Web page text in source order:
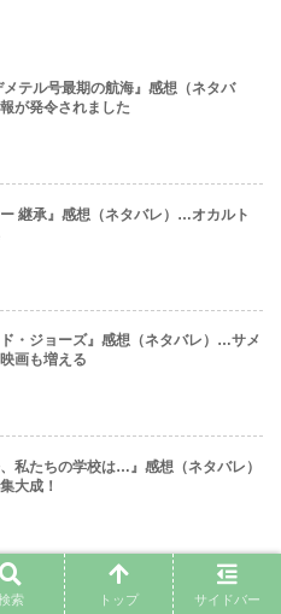
メテル号最期の航海』感想（ネタバ
が発令されました
ー 継承』感想（ネタバレ）…オカルト
ド・ジョーズ』感想（ネタバレ）…サメ
画も増える
私たちの学校は…』感想（ネタバレ）
大成！
ォーク』感想（ネタバレ）…愛国心を示
索 トップ サイドバー